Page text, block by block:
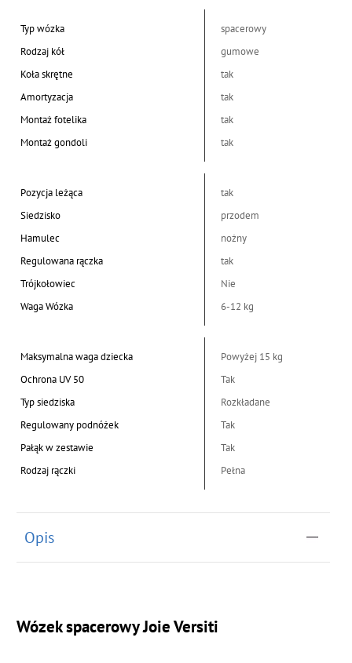
Typ wózka
spacerowy
Rodzaj kół
gumowe
Koła skrętne
tak
Amortyzacja
tak
Montaż fotelika
tak
Montaż gondoli
tak
Pozycja leżąca
tak
Siedzisko
przodem
Hamulec
nożny
Regulowana rączka
tak
Trójkołowiec
Nie
Waga Wózka
6-12 kg
Maksymalna waga dziecka
Powyżej 15 kg
Ochrona UV 50
Tak
Typ siedziska
Rozkładane
Regulowany podnóżek
Tak
Pałąk w zestawie
Tak
Rodzaj rączki
Pełna
Opis
Wózek spacerowy Joie Versiti